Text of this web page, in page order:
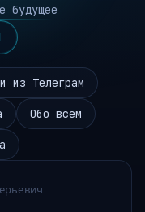
будущее
из Телеграм
Обо всем